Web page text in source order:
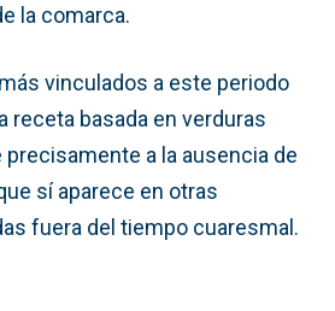
la comarca.
vinculados a este periodo
receta basada en verduras
a la ausencia de
sí aparece en otras
fuera del tiempo cuaresmal.